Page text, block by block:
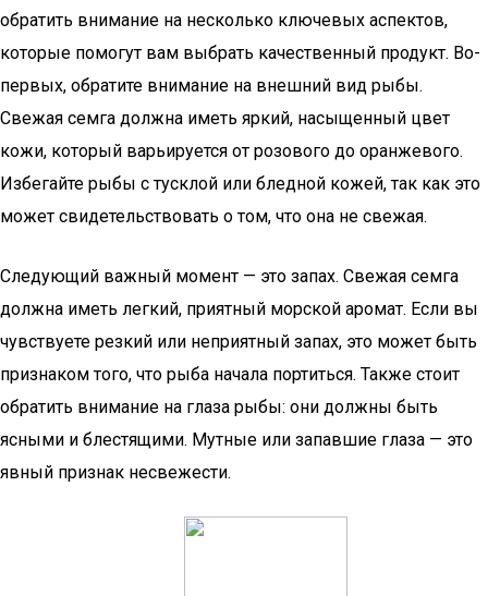
обратить внимание на несколько ключевых аспектов,
которые помогут вам выбрать качественный продукт. Во-
первых, обратите внимание на внешний вид рыбы.
Свежая семга должна иметь яркий, насыщенный цвет
кожи, который варьируется от розового до оранжевого.
Избегайте рыбы с тусклой или бледной кожей, так как это
может свидетельствовать о том, что она не свежая.
Следующий важный момент — это запах. Свежая семга
должна иметь легкий, приятный морской аромат. Если вы
чувствуете резкий или неприятный запах, это может быть
признаком того, что рыба начала портиться. Также стоит
обратить внимание на глаза рыбы: они должны быть
ясными и блестящими. Мутные или запавшие глаза — это
явный признак несвежести.